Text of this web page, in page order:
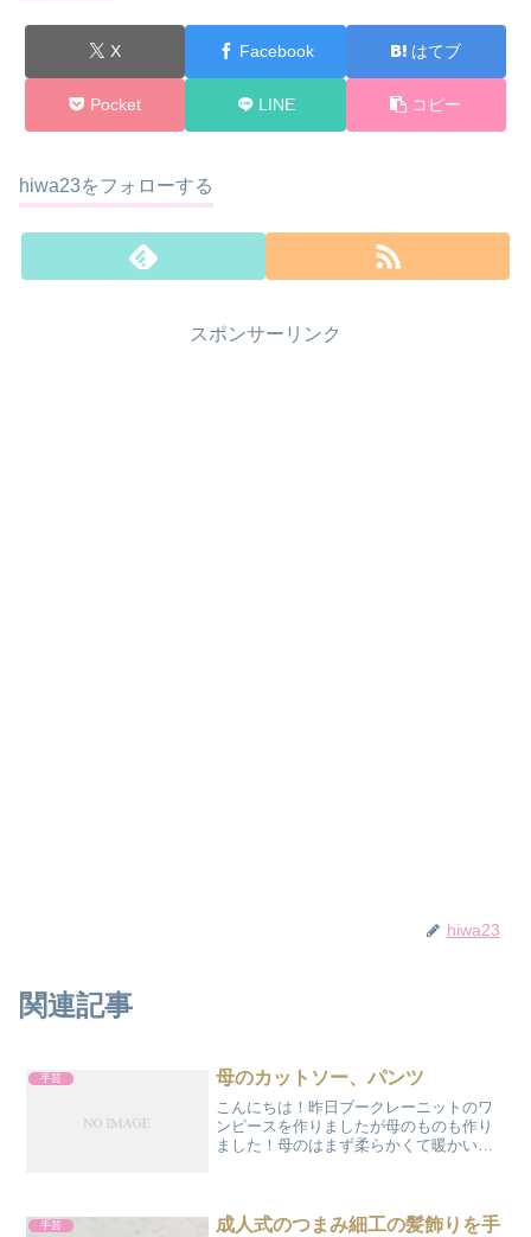
X Facebook はてブ
Pocket LINE コピー
hiwa23をフォローする
スポンサーリンク
hiwa23
関連記事
手芸 母のカットソー、パンツ
こんにちは！昨日ブークレーニットのワ
ンピースを作りましたが母のものも作り
ました！母のはまず柔らかくて暖かい素
もっていってあげ...
手芸 成人式のつまみ細工の髪飾りを手